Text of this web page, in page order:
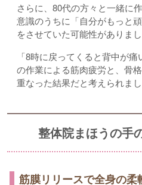
さらに、80代の方々と一緒に
意識のうちに「自分がもっと
をさせていた可能性がありまし
「8時に戻ってくると背中が
の作業による筋肉疲労と、骨
重なった結果だと考えられまし
整体院まほうの手
筋膜リリースで全身の柔